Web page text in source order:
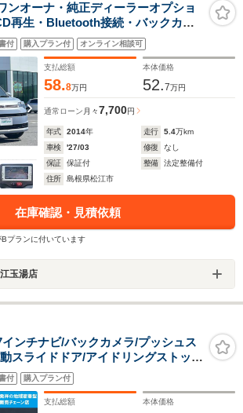
オーナ・純正ディーラーオプショ
再生・Bluetooth接続・バックカメ
ドドア・ETC・純正フロアマッ
アバイザー・リモコンキー
付 購入プラン付 オンライン相談可
支払総額
58.8万円
本体価格
52.7万円
通常ローン 月々7,700円
年式 2014年 走行 5.4万km
車検
'27/03 修復
なし
保証
保証付 整備
法定整備付
住所
島根県松江市
在庫確認・見積依頼
プランに付いています
玉湯店
ンチナビ/バックカメラ/プッシュス
スライドドア/アイドリングストッ
滑り防止機能/エアバッグ/スマート
リングリモコン
付 購入プラン付
支払総額 本体価格